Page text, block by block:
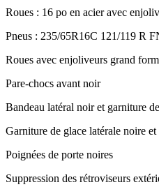
Roues : 16 po en acier avec
Pneus : 235/65R16C 121/119 R
Roues avec enjoliveurs grand
Pare-chocs avant noir
Bandeau latéral noir et garniture
Garniture de glace latérale noire
Poignées de porte noires
Suppression des rétroviseurs